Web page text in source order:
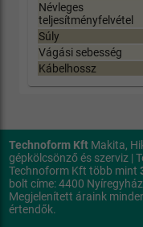
Névleges
teljesítményfelvétel
Súly
Vágási sebesség
Kábelhossz
Technoform KftMakita,
gépkölcsönző és szerviz |
Technoform Kft több mint
bolt címe: 4400
Megjelenített áraink
értendők.